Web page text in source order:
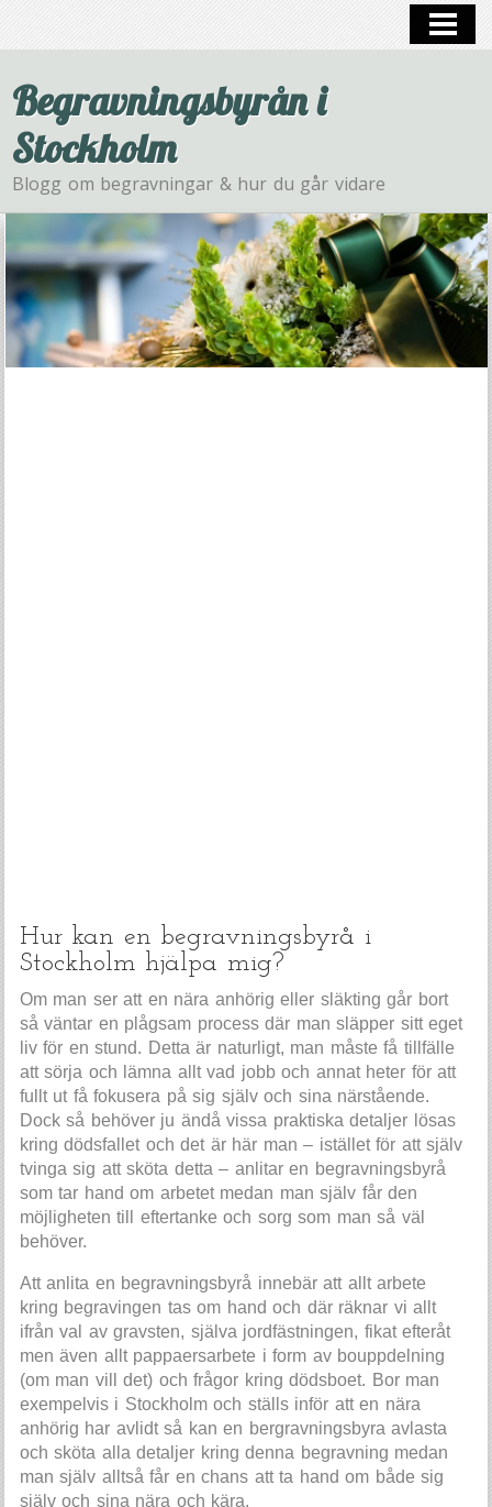
Begravningsbyrån i
Stockholm
Blogg om begravningar & hur du går vidare
Hur kan en begravningsbyrå i
Stockholm hjälpa mig?
Om man ser att en nära anhörig eller släkting går bort
så väntar en plågsam process där man släpper sitt eget
liv för en stund. Detta är naturligt, man måste få tillfälle
att sörja och lämna allt vad jobb och annat heter för att
fullt ut få fokusera på sig själv och sina närstående.
Dock så behöver ju ändå vissa praktiska detaljer lösas
kring dödsfallet och det är här man – istället för att själv
tvinga sig att sköta detta – anlitar en begravningsbyrå
som tar hand om arbetet medan man själv får den
möjligheten till eftertanke och sorg som man så väl
behöver.
Att anlita en begravningsbyrå innebär att allt arbete
kring begravingen tas om hand och där räknar vi allt
ifrån val av gravsten, själva jordfästningen, fikat efteråt
men även allt pappaersarbete i form av bouppdelning
(om man vill det) och frågor kring dödsboet. Bor man
exempelvis i Stockholm och ställs inför att en nära
anhörig har avlidt så kan en bergravningsbyra avlasta
och sköta alla detaljer kring denna begravning medan
man själv alltså får en chans att ta hand om både sig
själv och sina nära och kära.